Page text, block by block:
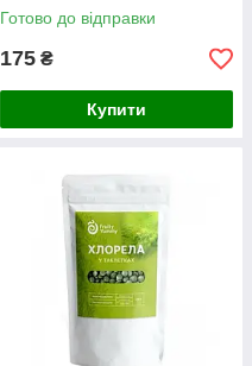
Готово до відправки
175 ₴
Купити